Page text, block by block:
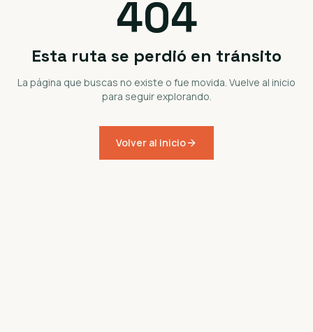
404
Esta ruta se perdió en tránsito
La página que buscas no existe o fue movida. Vuelve al inicio
para seguir explorando.
Volver al inicio